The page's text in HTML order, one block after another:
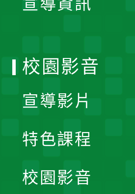
宣導資訊
校園影音
宣導影片
特色課程
校園影音